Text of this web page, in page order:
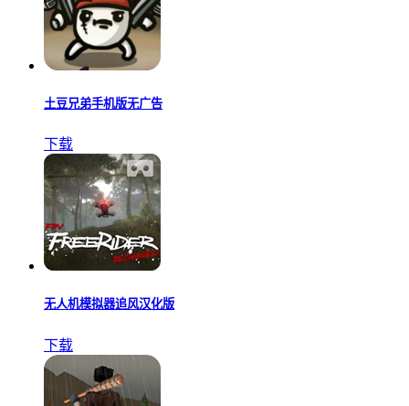
土豆兄弟手机版无广告
下载
无人机模拟器追风汉化版
下载